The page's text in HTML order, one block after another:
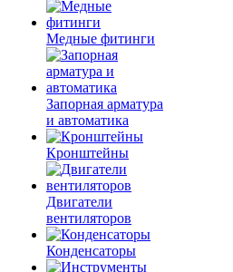
Медные фитинги
Запорная арматура
и автоматика
Кронштейны
Двигатели
вентиляторов
Конденсаторы